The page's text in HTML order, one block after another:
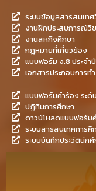
ระบบข้อมูลสารสนเท
งานฝึกประสบการณ์วิ
งานสหกิจศึกษา
กฎหมายที่เกี่ยวข้อง
แบบฟอร์ม ง.8 ประจำ
เอกสารประกอบการท
แบบฟอร์มคำร้อง ระ
ปฎิทินการศึกษา
ดาวน์โหลดแบบฟอร์
ระบบสารสนเทศการศึ
ระบบบันทึกประวัตินักศึ